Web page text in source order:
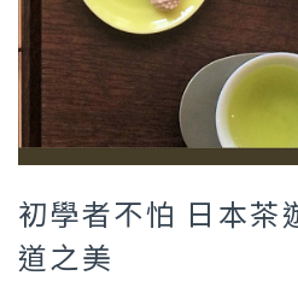
初學者不怕 日本茶
道之美